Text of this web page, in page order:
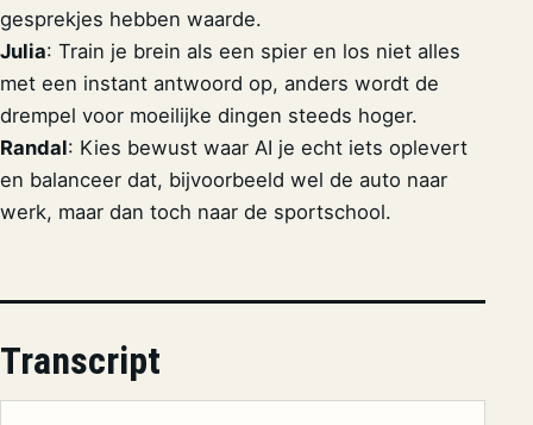
gesprekjes hebben waarde.
Julia: Train je brein als een spier en los niet alles
met een instant antwoord op, anders wordt de
drempel voor moeilijke dingen steeds hoger.
Randal: Kies bewust waar AI je echt iets oplevert
en balanceer dat, bijvoorbeeld wel de auto naar
werk, maar dan toch naar de sportschool.
Transcript